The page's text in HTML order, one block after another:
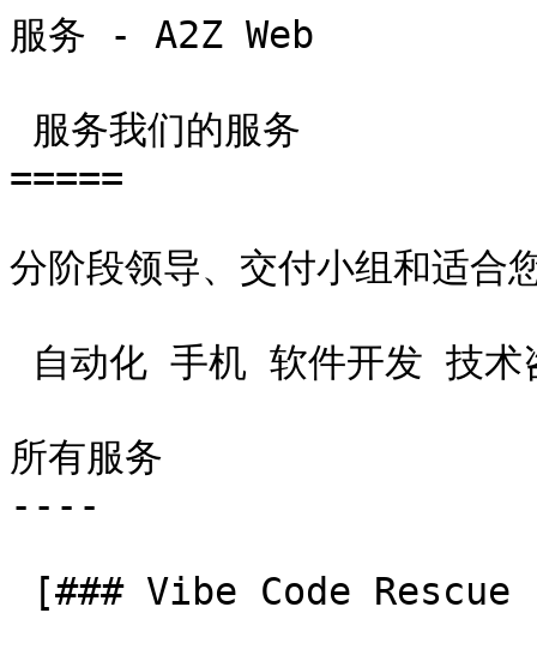
服务 -
=====
分阶段领导、交付小组和适合
所有服务
----